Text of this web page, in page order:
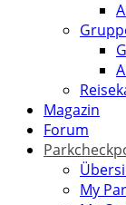
Magazin
Forum
My